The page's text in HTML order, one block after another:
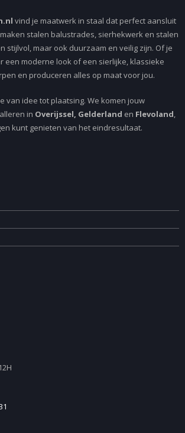
vind je maatwerk in staal dat perfect aansluit
stalen balustrades, sierhekwerk en stalen
stijlvol, maar ook duurzaam en veilig zijn. Of je
een moderne look of een sierlijke, klassieke
en produceren alles op maat voor jou.
van idee tot plaatsing. We komen jouw
in Overijssel, Gelderland en Flevoland,
kunt genieten van het eindresultaat.